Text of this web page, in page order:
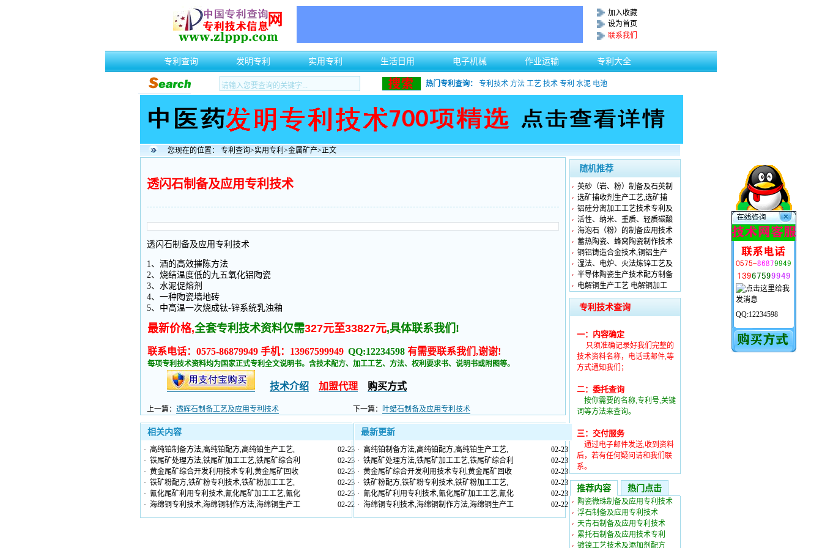
QQ:12234598
加入收藏
设为首页
联系我们
专利查询 发明专利 实用专利 生活日用 电子机械 作业运输 专利大全
热门专利查询： 专利技术 方法 工艺 技术 专利 水泥 电池
您现在的位置： 专利查询>实用专利 >金属矿产>正文
透闪石制备及应用专利技术
透闪石制备及应用专利技术
1、酒的高效摧陈方法
2、烧结温度低的九五氧化铝陶瓷
3、水泥促熔剂
4、一种陶瓷墙地砖
5、中高温一次烧成钛-锌系统乳浊釉
最新价格,全套专利技术资料仅需327元至33827元,具体联系我们!
联系电话：0575-86879949 手机：13967599949 QQ:12234598 有需要联系我们,谢谢!
每项专利技术资料均为国家正式专利全文说明书。含技术配方、加工工艺、方法、权利要求书、说明书或附图等。
技术介绍 加盟代理 购买方式
上一篇： 透辉石制备工艺及应用专利技术 下一篇： 叶蜡石制备及应用专利技术
相关内容
· 高纯铂制备方法,高纯铂配方,高纯铂生产工艺,
02-23
· 铁尾矿处理方法,铁尾矿加工工艺,铁尾矿综合利
02-23
· 黄金尾矿综合开发利用技术专利,黄金尾矿回收
02-23
· 铁矿粉配方,铁矿粉专利技术,铁矿粉加工工艺,
02-23
· 氰化尾矿利用专利技术,氰化尾矿加工工艺,氰化
02-23
· 海绵铜专利技术,海绵铜制作方法,海绵铜生产工 02-22
最新更新
· 高纯铂制备方法,高纯铂配方,高纯铂生产工艺,
02-23
· 铁尾矿处理方法,铁尾矿加工工艺,铁尾矿综合利
02-23
· 黄金尾矿综合开发利用技术专利,黄金尾矿回收
02-23
· 铁矿粉配方,铁矿粉专利技术,铁矿粉加工工艺,
02-23
· 氰化尾矿利用专利技术,氰化尾矿加工工艺,氰化
02-23
· 海绵铜专利技术,海绵铜制作方法,海绵铜生产工 02-22
随机推荐
英砂（岩、粉）制备及石英制
选矿捕收剂生产工艺,选矿捕
铝硅分离加工工艺技术专利及
活性、纳米、重质、轻质碳酸
海泡石（粉）的制备应用技术
蓄热陶瓷、蜂窝陶瓷制作技术
铜铝铸造合金技术,铜铝生产
湿法、电炉、火法炼锌工艺及
半导体陶瓷生产技术配方制备
电解铜生产工艺 电解铜加工
专利技术查询
一：内容确定
只须准确记录好我们完整的
技术资料名称，电话或邮件,等
方式通知我们；
二：委托查询
按你需要的名称,专利号,关键
词等方法来查询。
三：交付服务
通过电子邮件发送,收到资料
后，若有任何疑问请和我们联
系。
推荐内容 热门点击
陶瓷微珠制备及应用专利技术
浮石制备及应用专利技术
天青石制备及应用专利技术
累托石制备及应用技术专利
镀镍工艺技术及添加剂配方